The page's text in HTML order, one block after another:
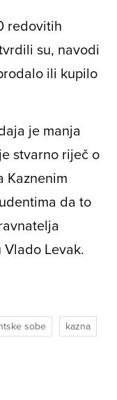
redovitih
su, navodi
ili kupilo
je manja
stvarno riječ o
Kaznenim
da to
Levak.
sobe
kazna